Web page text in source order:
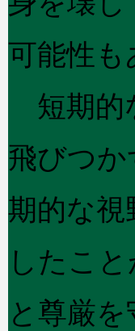
可能性も
短期的
飛びつか
期的な視
したこ
と尊厳